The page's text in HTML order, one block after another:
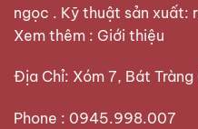
ngọc . Kỹ thuật sản xuất:
Xem thêm : Giới thiệu
Địa Chỉ: Xóm 7, Bát Tràng
Phone : 0945.998.007